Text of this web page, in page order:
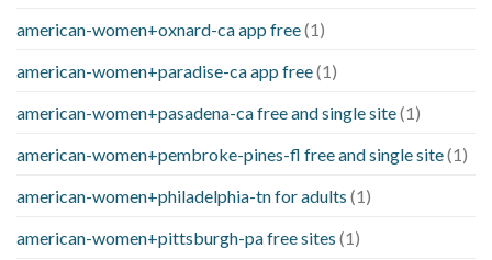
american-women+oxnard-ca app free(1)
american-women+paradise-ca app free(1)
american-women+pasadena-ca free and single site(1)
american-women+pembroke-pines-fl free and single site(1)
american-women+philadelphia-tn for adults (1)
american-women+pittsburgh-pa free sites (1)